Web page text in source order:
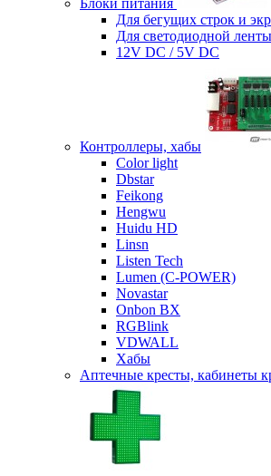
Для бегущих строк и
Для светодиодной ленты
12V DC / 5V DC
Контроллеры, хабы
Color light
Dbstar
Feikong
Hengwu
Huidu HD
Linsn
Listen Tech
Lumen (С-POWER)
Novastar
Onbon BX
RGBlink
VDWALL
Хабы
Аптечные кресты, кабинеты